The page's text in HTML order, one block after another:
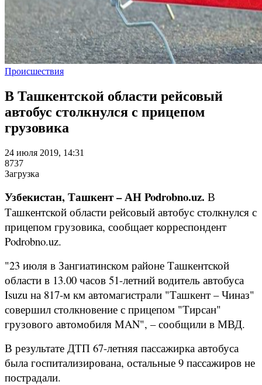
Происшествия
В Ташкентской области рейсовый
автобус столкнулся с прицепом
грузовика
24 июля 2019, 14:31
8737
Загрузка
Узбекистан, Ташкент – АН Podrobno.uz. В
Ташкентской области рейсовый автобус столкнулся с
прицепом грузовика, сообщает корреспондент
Podrobno.uz.
"23 июля в Зангиатинском районе Ташкентской
области в 13.00 часов 51-летний водитель автобуса
Isuzu на 817-м км автомагистрали "Ташкент – Чиназ"
совершил столкновение с прицепом "Тирсан"
грузового автомобиля MAN", – сообщили в МВД.
В результате ДТП 67-летняя пассажирка автобуса
была госпитализирована, остальные 9 пассажиров не
пострадали.